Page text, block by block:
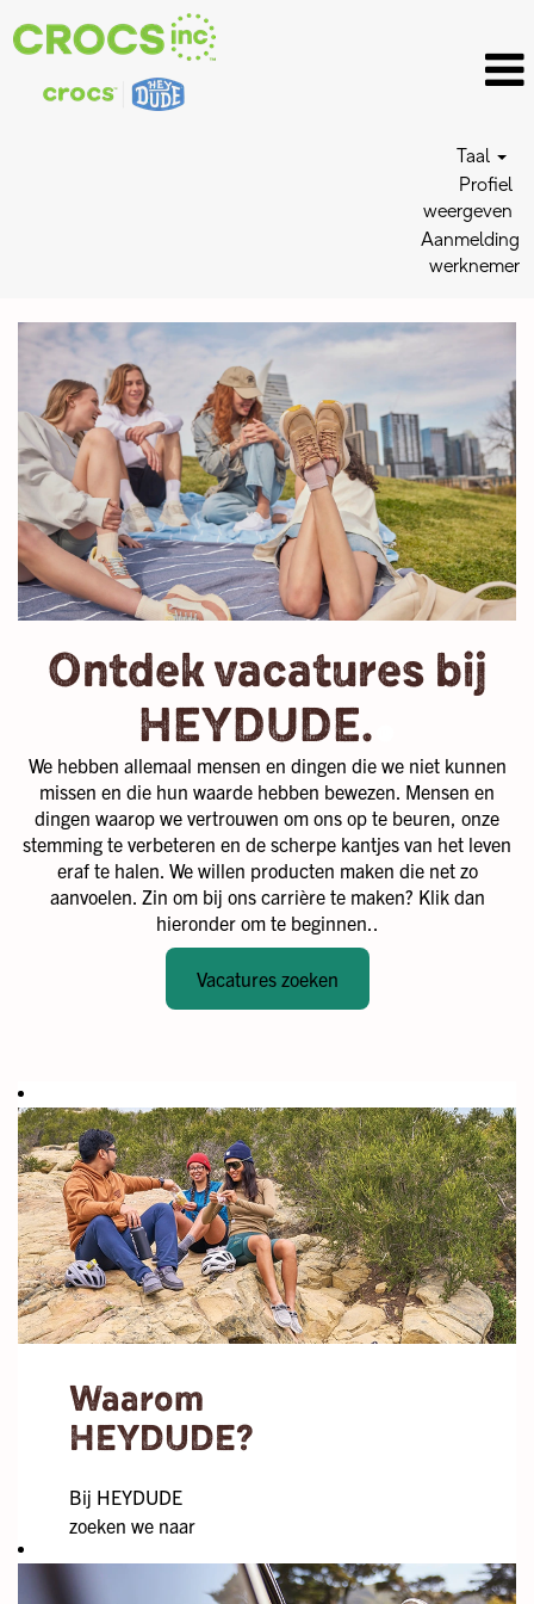
Taal
Profiel
weergeven
Aanmelding
werknemer
Jobs_NL
Ontdek vacatures bij
HEYDUDE..
We hebben allemaal mensen en dingen die we niet kunnen
missen en die hun waarde hebben bewezen. Mensen en
dingen waarop we vertrouwen om ons op te beuren, onze
stemming te verbeteren en de scherpe kantjes van het leven
eraf te halen. We willen producten maken die net zo
aanvoelen. Zin om bij ons carrière te maken? Klik dan
hieronder om te beginnen..
Vacatures zoeken
Waarom
HEYDUDE?
Bij HEYDUDE
zoeken we naar